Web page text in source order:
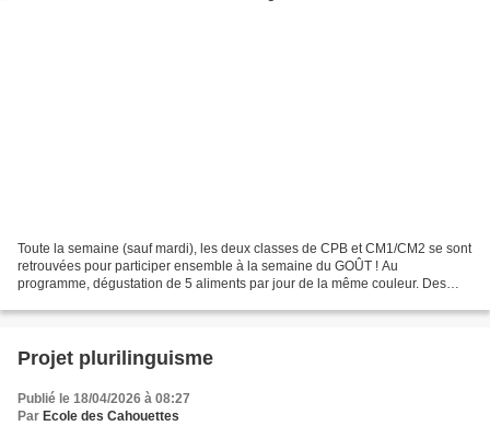
Toute la semaine (sauf mardi), les deux classes de CPB et CM1/CM2 se sont
retrouvées pour participer ensemble à la semaine du GOÛT ! Au
programme, dégustation de 5 aliments par jour de la même couleur. Des
Projet plurilinguisme
Publié le 18/04/2026 à 08:27
Par Ecole des Cahouettes